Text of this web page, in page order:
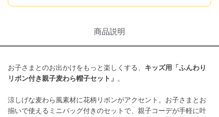
商品説明
お子さまとのお出かけをもっと楽しくする、 キッズ用「ふんわり
リボン付き親子麦わら帽子セット」 。
涼しげな麦わら風素材に花柄リボンがアクセント。お子さまとお
揃いで使えるミニバッグ付きのセットで、親子コーデが手軽に叶